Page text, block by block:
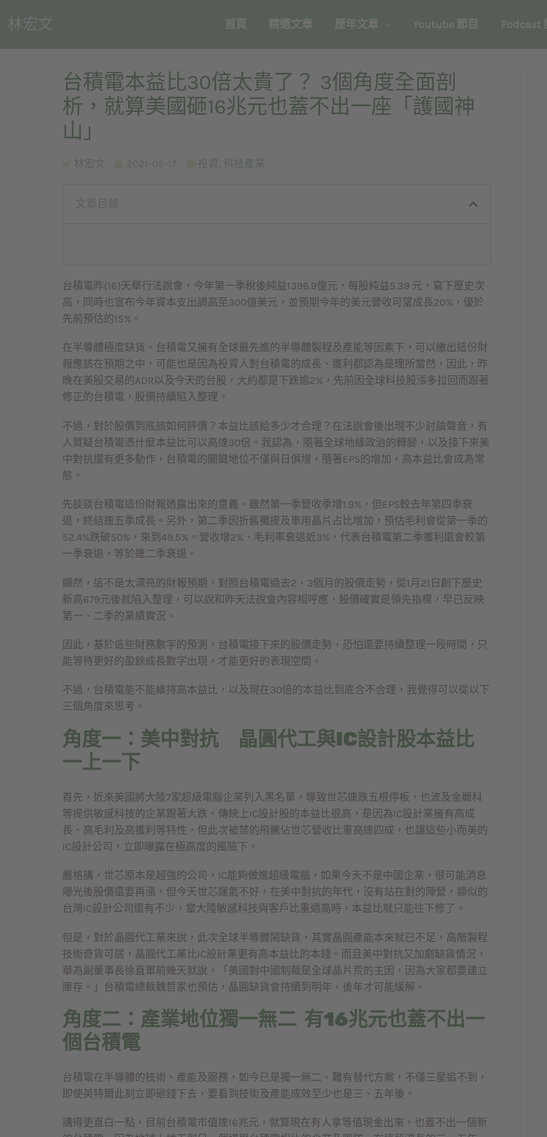
林宏文 首頁 精選文章 歷年文章 Youtube 節目 Podcast
台積電本益比30倍太貴了？ 3個角度全面剖
析，就算美國砸16兆元也蓋不出一座「護國神
山」
林宏文 2021-05-17 投資, 科技產業
文章目錄
台積電昨(16)天舉行法說會，今年第一季稅後純益1396.9億元，每股純益5.39 元，寫下歷史次
高，同時也宣布今年資本支出調高至300億美元，並預期今年的美元營收可望成長20%，優於
先前預估的15%。
在半導體極度缺貨、台積電又擁有全球最先進的半導體製程及產能等因素下，可以繳出這份財
報應該在預期之中，可能也是因為投資人對台積電的成長、獲利都認為是理所當然，因此，昨
晚在美股交易的ADR以及今天的台股，大約都是下跌逾2%，先前因全球科技股漲多拉回而跟著
修正的台積電，股價持續陷入整理。
不過，對於股價到底該如何評價？本益比該給多少才合理？在法說會後出現不少討論聲音，有
人質疑台積電憑什麼本益比可以高達30倍。我認為，隨著全球地緣政治的轉變，以及接下來美
中對抗還有更多動作，台積電的關鍵地位不僅與日俱增，隨著EPS的增加，高本益比會成為常
態。
先談談台積電這份財報透露出來的意義。雖然第一季營收季增1.9%，但EPS較去年第四季衰
退，終結連五季成長。另外，第二季因折舊攤提及車用晶片占比增加，預估毛利會從第一季的
52.4%跌破50%，來到49.5%。營收增2%、毛利率衰退近3%，代表台積電第二季獲利還會較第
一季衰退，等於連二季衰退。
顯然，這不是太漂亮的財報預期，對照台積電過去2、3個月的股價走勢，從1月21日創下歷史
新高679元後就陷入整理，可以說和昨天法說會內容相呼應，股價確實是領先指標，早已反映
第一、二季的業績實況。
因此，基於這些財務數字的預測，台積電接下來的股價走勢，恐怕還要持續整理一段時間，只
能等待更好的盈餘成長數字出現，才能更好的表現空間。
不過，台積電能不能維持高本益比，以及現在30倍的本益比到底合不合理，我覺得可以從以下
三個角度來思考。
角度一：美中對抗 晶圓代工與IC設計股本益比
一上一下
首先，近來美國將大陸7家超級電腦企業列入黑名單，導致世芯連跌五根停板，也波及金麗科
等提供敏感科技的企業跟著大跌。傳統上IC設計股的本益比很高，是因為IC設計業擁有高成
長、高毛利及高獲利等特性，但此次被禁的飛騰佔世芯營收比重高達四成，也讓這些小而美的
IC設計公司，立即曝露在極高度的風險下。
嚴格講，世芯原本是超強的公司，IC能夠做進超級電腦，如果今天不是中國企業，很可能消息
曝光後股價還要再漲，但今天世芯運氣不好，在美中對抗的年代，沒有站在對的陣營，類似的
台灣IC設計公司還有不少，當大陸敏感科技與客戶比重過高時，本益比就只能往下修了。
但是，對於晶圓代工業來說，此次全球半導體鬧缺貨，其實晶圓產能本來就已不足，高階製程
技術奇貨可居，晶圓代工業比IC設計業更有高本益比的本錢。而且美中對抗又加劇缺貨情況，
華為副董事長徐直軍前幾天就說，「美國對中國制裁是全球晶片荒的主因，因為大家都要建立
庫存。」台積電總裁魏哲家也預估，晶圓缺貨會持續到明年，後年才可能緩解。
角度二：產業地位獨一無二 有16兆元也蓋不出一
個台積電
台積電在半導體的技術、產能及服務，如今已是獨一無二、難有替代方案，不僅三星追不到，
即使英特爾此刻立即砸錢下去，要看到技術及產能成效至少也是三、五年後。
講得更直白一點，目前台積電市值達16兆元，就算現在有人拿等值現金出來，也蓋不出一個新